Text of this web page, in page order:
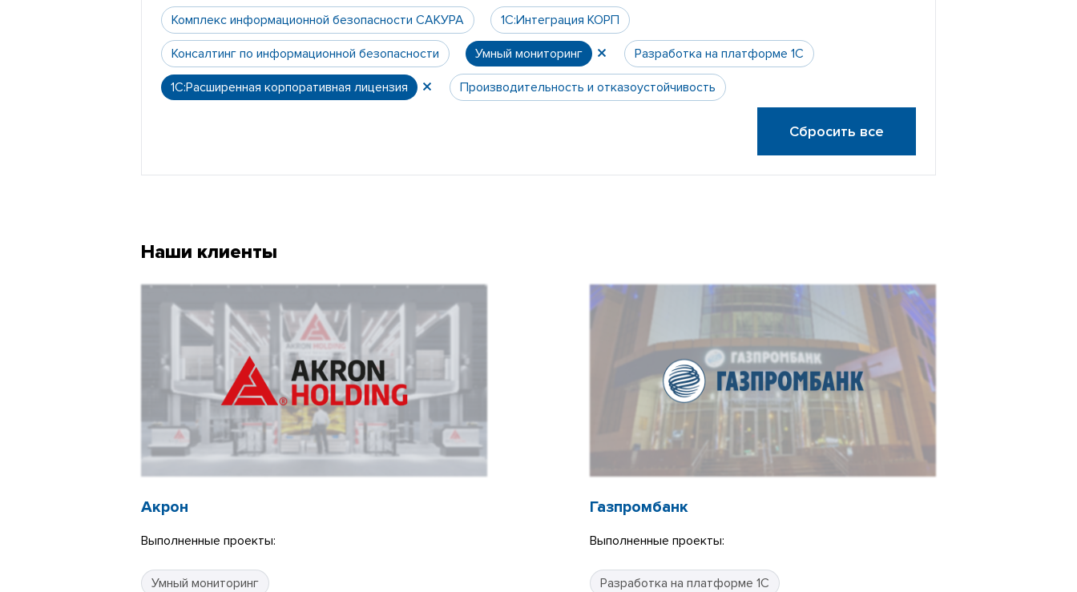
Комплекс информационной безопасности САКУРА 1С:Интеграция КОРП
Консалтинг по информационной безопасности Умный мониторинг Разработка на платформе 1С
1С:Расширенная корпоративная лицензия Производительность и отказоустойчивость
Сбросить все
Наши клиенты
Акрон
Выполненные проекты:
Умный мониторинг
Газпромбанк
Выполненные проекты:
Разработка на платформе 1С